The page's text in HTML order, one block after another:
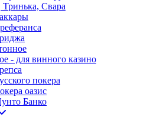
Свара
- для винного казино
покера
оазис
Банко